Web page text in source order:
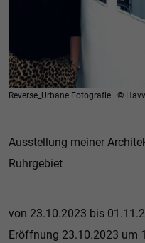
Reverse_Urbane Fotografie | ©
Ausstellung meiner
Ruhrgebiet
von 23.10.2023 bis
Eröffnung 23.10.2023 um